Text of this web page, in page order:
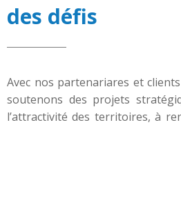
des défis
Avec nos partenariares et
soutenons des projets
l’attractivité des territoires, à